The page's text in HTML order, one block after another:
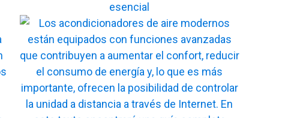
esencial